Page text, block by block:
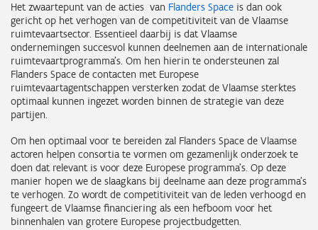
Het zwaartepunt van de acties van Flanders Space is dan ook
gericht op het verhogen van de competitiviteit van de Vlaamse
ruimtevaartsector. Essentieel daarbij is dat Vlaamse
ondernemingen succesvol kunnen deelnemen aan de internationale
ruimtevaartprogramma’s. Om hen hierin te ondersteunen zal
Flanders Space de contacten met Europese
ruimtevaartagentschappen versterken zodat de Vlaamse sterktes
optimaal kunnen ingezet worden binnen de strategie van deze
partijen.
Om hen optimaal voor te bereiden zal Flanders Space de Vlaamse
actoren helpen consortia te vormen om gezamenlijk onderzoek te
doen dat relevant is voor deze Europese programma’s. Op deze
manier hopen we de slaagkans bij deelname aan deze programma’s
te verhogen. Zo wordt de competitiviteit van de leden verhoogd en
fungeert de Vlaamse financiering als een hefboom voor het
binnenhalen van grotere Europese projectbudgetten.